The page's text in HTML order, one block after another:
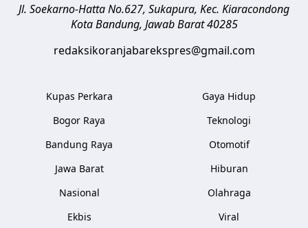
Jl. Soekarno-Hatta No.627, Sukapura, Kec. Kiaracondong
Kota Bandung, Jawab Barat 40285
redaksikoranjabarekspres@gmail.com
Kupas Perkara
Bogor Raya
Bandung Raya
Jawa Barat
Nasional
Ekbis
Gaya Hidup
Teknologi
Otomotif
Hiburan
Olahraga
Viral